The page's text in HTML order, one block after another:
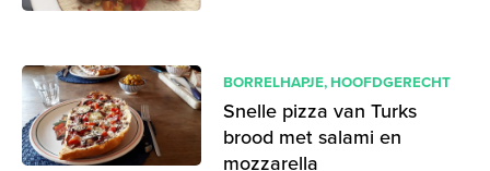
BORRELHAPJE,HOOFDGERECHT
Snelle pizza van Turks
brood met salami en
mozzarella